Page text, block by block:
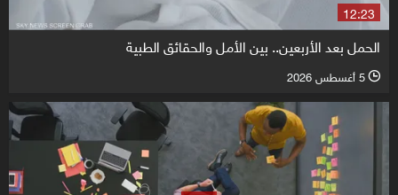
12:23
الحمل بعد الأربعين.. بين الأمل والحقائق الطبية
l 5 أغسطس 2026